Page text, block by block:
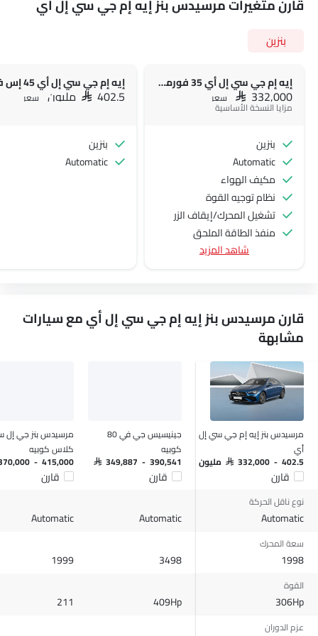
قارن متغيرات مرسيدس بنز إيه إم جي سي إل أي
بنزين
إيه إم جي سي إل أي 35 فورماتيك
SAR 332,000 سعر
مزايا النسخة الأساسية
بنزين
Automatic
مكيف الهواء
نظام توجيه القوة
تشغيل المحرك/إيقاف الزر
منفذ الطاقة الملحق
نظام التحكم في السرعة
جبهة المتحدثين
مكبرات الصوت الخلفية
اتصال بلوتوث
المدخل المساعد وUSB
التحكم التلقائي في المناخ
سيطرة على جودة الهواء
نوافذ كهربائية أمامية
نوافذ كهربائية خلفية
ضوء تحذير منخفض من الوقود
مقعد خلفي قابل للطي
مقاعد قابلة للتعديل
مسند رأس المقعد الخلفي
مقاعد جلدية
ضوء الجذع
شاهد المزيد
SAR 402.5 مليون سعر
بنزين
Automatic
قارن مرسيدس بنز إيه إم جي سي إل أي مع سيارات
مشابهة
مرسيدس بنز إيه إم جي سي إل
أي
SAR 332,000 - 402.5 مليون
قارن
جينيسيس جي في 80
كوبيه
SAR 349,887 - 390,541
قارن
مرسيدس بنز جي
كلاس كوبيه
370,000 - 415,000
قارن
نوع ناقل الحركة
Automatic
Automatic
Automatic
سعة المحرك
1998
3498
1999
القوة
306Hp
409Hp
211
عزم الدوران